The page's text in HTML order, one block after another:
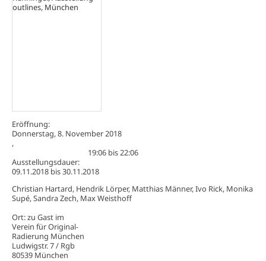
Eröffnung:
Donnerstag, 8. November 2018
,
19:06 bis22:06
Ausstellungsdauer:
09.11.2018 bis30.11.2018
Christian Hartard, Hendrik Lörper, Matthias Männer, Ivo Rick, Monika
Supé, Sandra Zech, Max Weisthoff
Ort: zu Gast im
Verein für Original-
Radierung München
Ludwigstr. 7 / Rgb
80539 München